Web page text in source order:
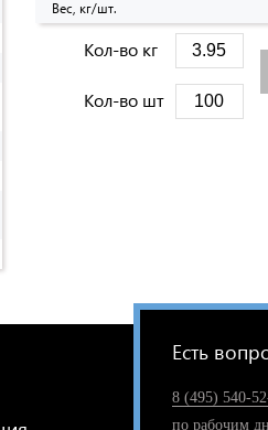
Вес, кг/шт.
Кол-во кг
Кол-во шт
Есть
8 (495) 540-
по рабочим